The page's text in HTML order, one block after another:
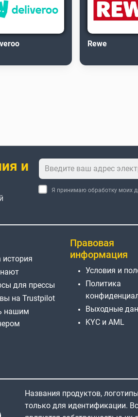
Rewe
и
Я принимаю обработку моих
для прессы
на Trustpilot
нашим
Правовая
информация
Условия и
Политика
Выходные
KYC и AML
Названия продуктов,
только для идентификации.